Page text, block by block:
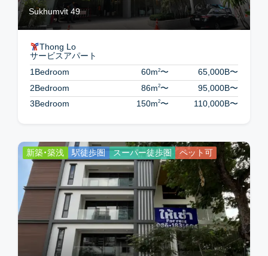
Sukhumvit 49
Thong Lo
サービスアパート
1Bedroom
60m2〜 65,000B〜
2Bedroom
86m2〜 95,000B〜
3Bedroom
150m2〜 110,000B〜
新築・築浅 駅徒歩圏 スーパー徒歩圏 ペット可